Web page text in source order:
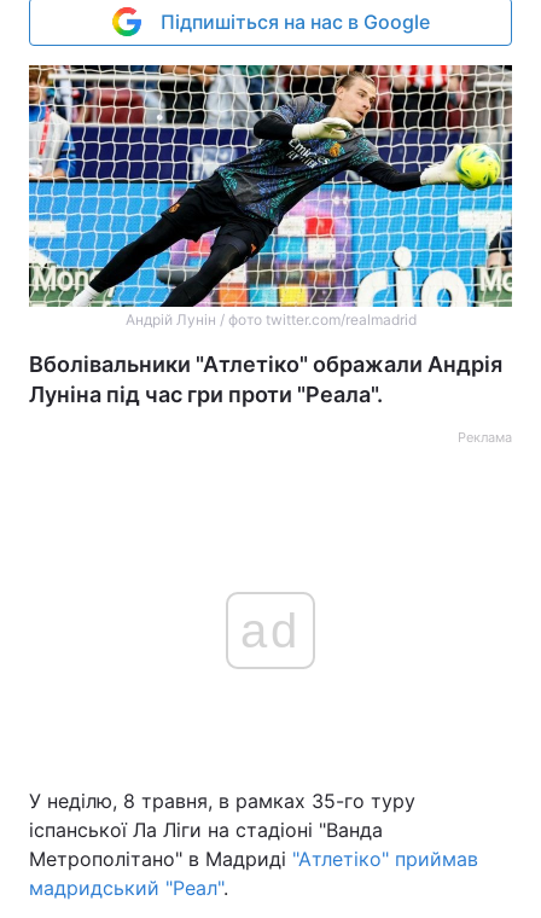
Головна Війна
Україна Політика
Економіка
Підпишіться на нас в Google
Андрій Лунін / фото twitter.com/realmadrid
Вболівальники "Атлетіко" ображали Андрія
Луніна під час гри проти "Реала".
Реклама
ad
У неділю, 8 травня, в рамках 35-го туру
іспанської Ла Ліги на стадіоні "Ванда
Метрополітано" в Мадриді "Атлетіко" приймав
мадридський "Реал".